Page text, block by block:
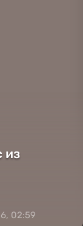
из
02:59